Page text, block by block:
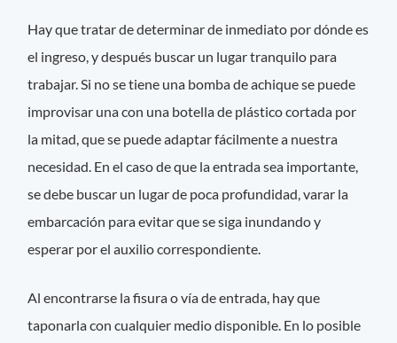
Hay que tratar de determinar de inmediato por dónde es
el ingreso, y después buscar un lugar tranquilo para
trabajar. Si no se tiene una bomba de achique se puede
improvisar una con una botella de plástico cortada por
la mitad, que se puede adaptar fácilmente a nuestra
necesidad. En el caso de que la entrada sea importante,
se debe buscar un lugar de poca profundidad, varar la
embarcación para evitar que se siga inundando y
esperar por el auxilio correspondiente.
Al encontrarse la fisura o vía de entrada, hay que
taponarla con cualquier medio disponible. En lo posible